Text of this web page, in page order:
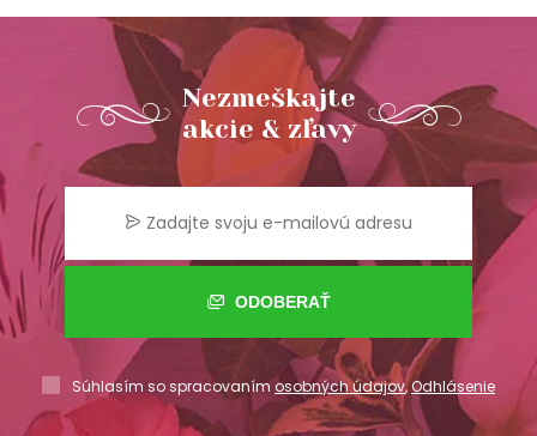
Nezmeškajte
akcie & zľavy
ODOBERAŤ
Súhlasím so spracovaním osobných údajov,Odhlásenie